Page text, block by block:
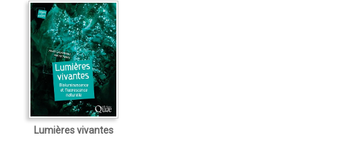
Lumières vivantes